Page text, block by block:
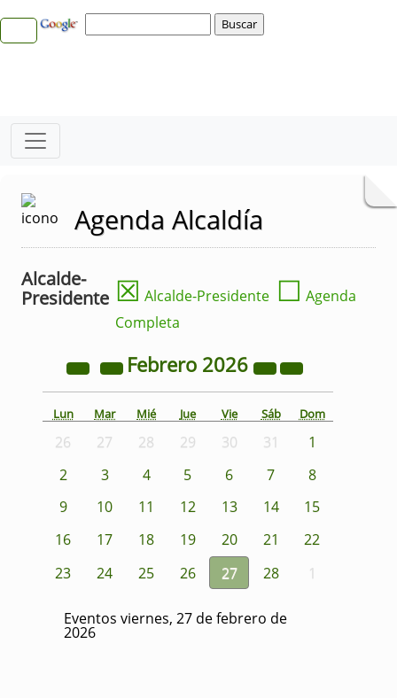
Agenda Alcaldía
Alcalde-
Presidente ☒ Alcalde-Presidente ☐ Agenda
Completa
Febrero 2026
Lun Mar Mié Jue Vie Sáb Dom
26 27 28 29 30 31
1
2
3 4 5 6 7
8
9
10 11 12 13 14
15
16
17 18 19 20 21
22
23
24 25 26 27 28 1
Eventos viernes, 27 de febrero de
2026